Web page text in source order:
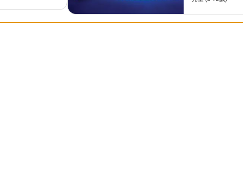
兩個適合不同年齡層的遊戲區：6 歲以下和 12 歲以下。地板很柔
全玩耍！